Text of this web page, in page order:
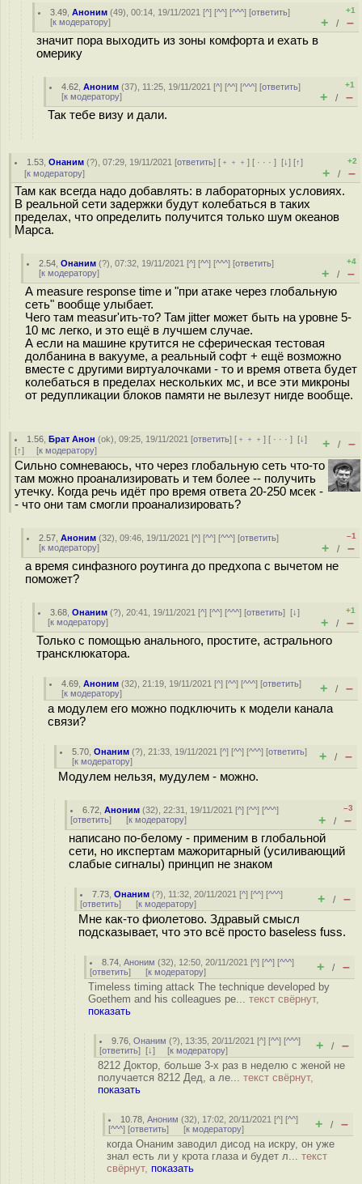
3.49 ,Аноним (49), 00:14, 19/11/2021 [^] [^^] [^^^] [ответить]
[к модератору]
+1
+ / –
значит пора выходить из зоны комфорта и ехать в
омерику
4.62 ,Аноним (37), 11:25, 19/11/2021 [^] [^^] [^^^] [ответить]
[к модератору]
+1
+ / –
Так тебе визу и дали.
1.53 ,Онаним (?), 07:29, 19/11/2021 [ответить] [ ﹢﹢﹢] [ · · ·][↓] [↑]
[к модератору]
+2
+ / –
Там как всегда надо добавлять: в лабораторных условиях.
В реальной сети задержки будут колебаться в таких
пределах, что определить получится только шум океанов
Марса.
2.54 ,Онаним (?), 07:32, 19/11/2021 [^] [^^] [^^^] [ответить]
[к модератору]
+4
+ / –
А measure response time и "при атаке через глобальную
сеть" вообще улыбает.
Чего там measur'ить-то? Там jitter может быть на уровне 5-
10 мс легко, и это ещё в лучшем случае.
А если на машине крутится не сферическая тестовая
долбанина в вакууме, а реальный софт + ещё возможно
вместе с другими виртуалочками - то и время ответа будет
колебаться в пределах нескольких мс, и все эти микроны
от редупликации блоков памяти не вылезут нигде вообще.
1.56 ,Брат Анон (ok), 09:25, 19/11/2021 [ответить] [ ﹢﹢﹢] [ · · ·][↓]
[↑] [к модератору] + / –
Сильно сомневаюсь, что через глобальную сеть что-то
там можно проанализировать и тем более -- получить
утечку. Когда речь идёт про время ответа 20-250 мсек -
- что они там смогли проанализировать?
2.57 ,Аноним (32), 09:46, 19/11/2021 [^] [^^] [^^^] [ответить]
[к модератору]
–1
+ / –
а время синфазного роутинга до предхопа с вычетом не
поможет?
3.68 ,Онаним (?), 20:41, 19/11/2021 [^] [^^] [^^^] [ответить][↓]
[к модератору]
+1
+ / –
Только с помощью анального, простите, астрального
трансклюкатора.
4.69 ,Аноним (32), 21:19, 19/11/2021 [^] [^^] [^^^] [ответить]
[к модератору] + / –
а модулем его можно подключить к модели канала
связи?
5.70 ,Онаним (?), 21:33, 19/11/2021 [^] [^^] [^^^] [ответить]
[к модератору] + / –
Модулем нельзя, мудулем - можно.
6.72 ,Аноним (32), 22:31, 19/11/2021 [^] [^^] [^^^]
[ответить] [к модератору]
–3
+ / –
написано по-белому - применим в глобальной
сети, но икспертам мажоритарный (усиливающий
слабые сигналы) принцип не знаком
7.73 ,Онаним (?), 11:32, 20/11/2021 [^] [^^] [^^^]
[ответить] [к модератору] + / –
Мне как-то фиолетово. Здравый смысл
подсказывает, что это всё просто baseless fuss.
8.74 ,Аноним (32), 12:50, 20/11/2021 [^] [^^] [^^^]
[ответить] [к модератору] + / –
Timeless timing attack The technique developed by
Goethem and his colleagues pe... текст свёрнут,
показать
9.76 ,Онаним (?), 13:35, 20/11/2021 [^] [^^] [^^^]
[ответить] [↓] [к модератору] + / –
8212 Доктор, больше 3-х раз в неделю с женой не
получается 8212 Дед, а ле... текст свёрнут,
показать
10.78 ,Аноним (32), 17:02, 20/11/2021 [^] [^^]
[^^^] [ответить] [к модератору] + / –
когда Онаним заводил дисод на искру, он уже
знал есть ли у крота глаза и будет л... текст
свёрнут, показать